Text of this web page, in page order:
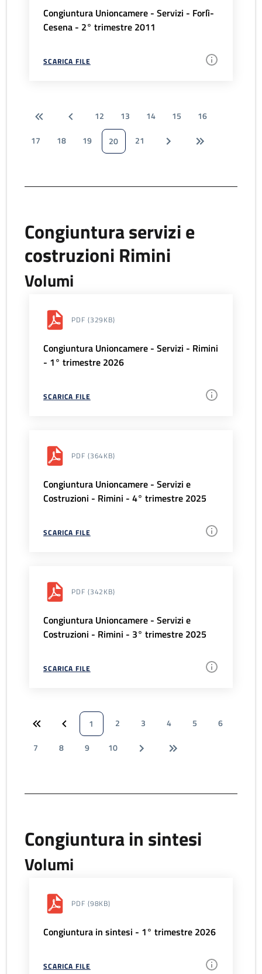
Congiuntura Unioncamere - Servizi - Forlì-
Cesena - 2° trimestre 2011
SCARICA FILE
12 13 14 15
16
17
18 19 20 21
Congiuntura servizi e
costruzioni Rimini
Volumi
PDF (329KB)
Congiuntura Unioncamere - Servizi - Rimini
- 1° trimestre 2026
SCARICA FILE
PDF (364KB)
Congiuntura Unioncamere - Servizi e
Costruzioni - Rimini - 4° trimestre 2025
SCARICA FILE
PDF (342KB)
Congiuntura Unioncamere - Servizi e
Costruzioni - Rimini - 3° trimestre 2025
SCARICA FILE
1 2 3 4 5
6
7
8 9 10
Congiuntura in sintesi
Volumi
PDF (98KB)
Congiuntura in sintesi - 1° trimestre 2026
SCARICA FILE